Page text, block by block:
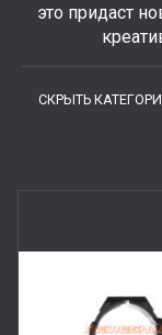
это придаст
СКРЫТЬ